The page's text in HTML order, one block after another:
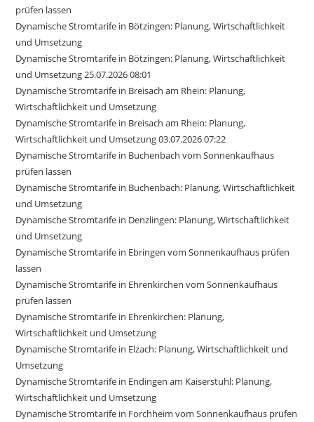
prüfen lassen
Dynamische Stromtarife in Bötzingen: Planung, Wirtschaftlichkeit
und Umsetzung
Dynamische Stromtarife in Bötzingen: Planung, Wirtschaftlichkeit
und Umsetzung 25.07.2026 08:01
Dynamische Stromtarife in Breisach am Rhein: Planung,
Wirtschaftlichkeit und Umsetzung
Dynamische Stromtarife in Breisach am Rhein: Planung,
Wirtschaftlichkeit und Umsetzung 03.07.2026 07:22
Dynamische Stromtarife in Buchenbach vom Sonnenkaufhaus
prüfen lassen
Dynamische Stromtarife in Buchenbach: Planung, Wirtschaftlichkeit
und Umsetzung
Dynamische Stromtarife in Denzlingen: Planung, Wirtschaftlichkeit
und Umsetzung
Dynamische Stromtarife in Ebringen vom Sonnenkaufhaus prüfen
lassen
Dynamische Stromtarife in Ehrenkirchen vom Sonnenkaufhaus
prüfen lassen
Dynamische Stromtarife in Ehrenkirchen: Planung,
Wirtschaftlichkeit und Umsetzung
Dynamische Stromtarife in Elzach: Planung, Wirtschaftlichkeit und
Umsetzung
Dynamische Stromtarife in Endingen am Kaiserstuhl: Planung,
Wirtschaftlichkeit und Umsetzung
Dynamische Stromtarife in Forchheim vom Sonnenkaufhaus prüfen